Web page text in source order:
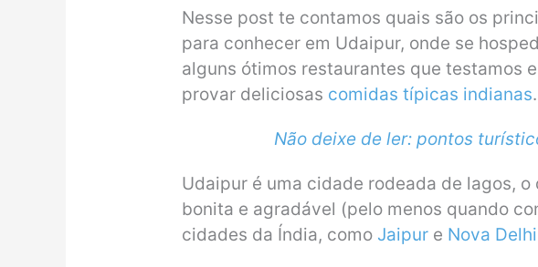
Nesse post te contamos quais são os
para conhecer em Udaipur, onde se
alguns ótimos restaurantes que testamos
provar deliciosas comidas típicas indianas.
Não deixe de ler: pontos
Udaipur é uma cidade rodeada de lagos, o
bonita e agradável (pelo menos quando
cidades da Índia, como Jaipure Nova Delhi